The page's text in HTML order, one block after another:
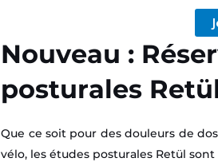
Nouveau :
posturales
Que ce soit pour des douleurs de
vélo, les études posturales Retül